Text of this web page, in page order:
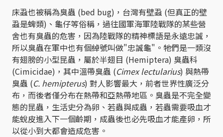
床蝨也被稱為臭蟲 (bed bug)，台灣有壁蝨 (但真正的壁
蝨是蜱類)、龜仔等俗稱，過往國軍海軍陸戰隊的某些營
舍也有臭蟲的危害，因為陸戰隊的精神標語是永遠忠誠，
所以臭蟲在軍中也有個綽號叫做"忠誠龜"。牠們是一類沒
有翅膀的小型昆蟲，屬於半翅目 (Hemiptera) 臭蟲科
(Cimicidae)，其中溫帶臭蟲 (Cimex lectularius) 與熱帶
臭蟲 (C. hemipterus) 對人影響最大，前者世界性廣泛分
布，而後者僅分布在熱帶和亞熱帶地區。臭蟲是不完全變
態的昆蟲，生活史分為卵、若蟲與成蟲，若蟲需要吸血才
能蛻皮進入下一個齡期，成蟲後也必先吸血才能產卵，所
以從小到大都會造成危害。